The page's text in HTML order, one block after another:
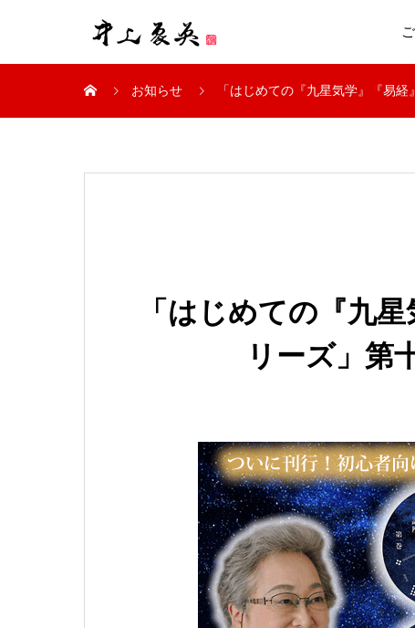
お知らせ 「はじめての『九星気学』『易
「はじめての『九
リーズ」第